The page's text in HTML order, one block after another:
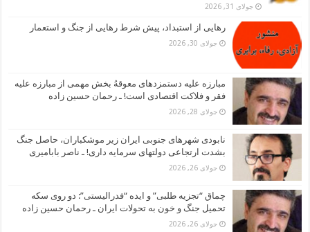
جولای 31, 2026
رهایی از استبداد، پیش شرط رهایی از جنگ و استعمار
جولای 30, 2026
مبارزه علیه دستمزدهای معوقهُ بخش مهمی از مبارزه علیه
فقر و فلاکت اقتصادی است! ـ رحمان حسین زاده
جولای 28, 2026
نابودی شهرهای جنوبی ایران زیر موشکباران، حاصل جنگ
بشدت ارتجاعی دولتهای سرمایه داری! ـ ناصر بابامیری
جولای 26, 2026
چماق “تجزیه طلبی” و ایده “فدرالیستی”: دو روی سکه
تحمیل جنگ و خون به تحولات ایران ـ رحمان حسین زاده
جولای 26, 2026